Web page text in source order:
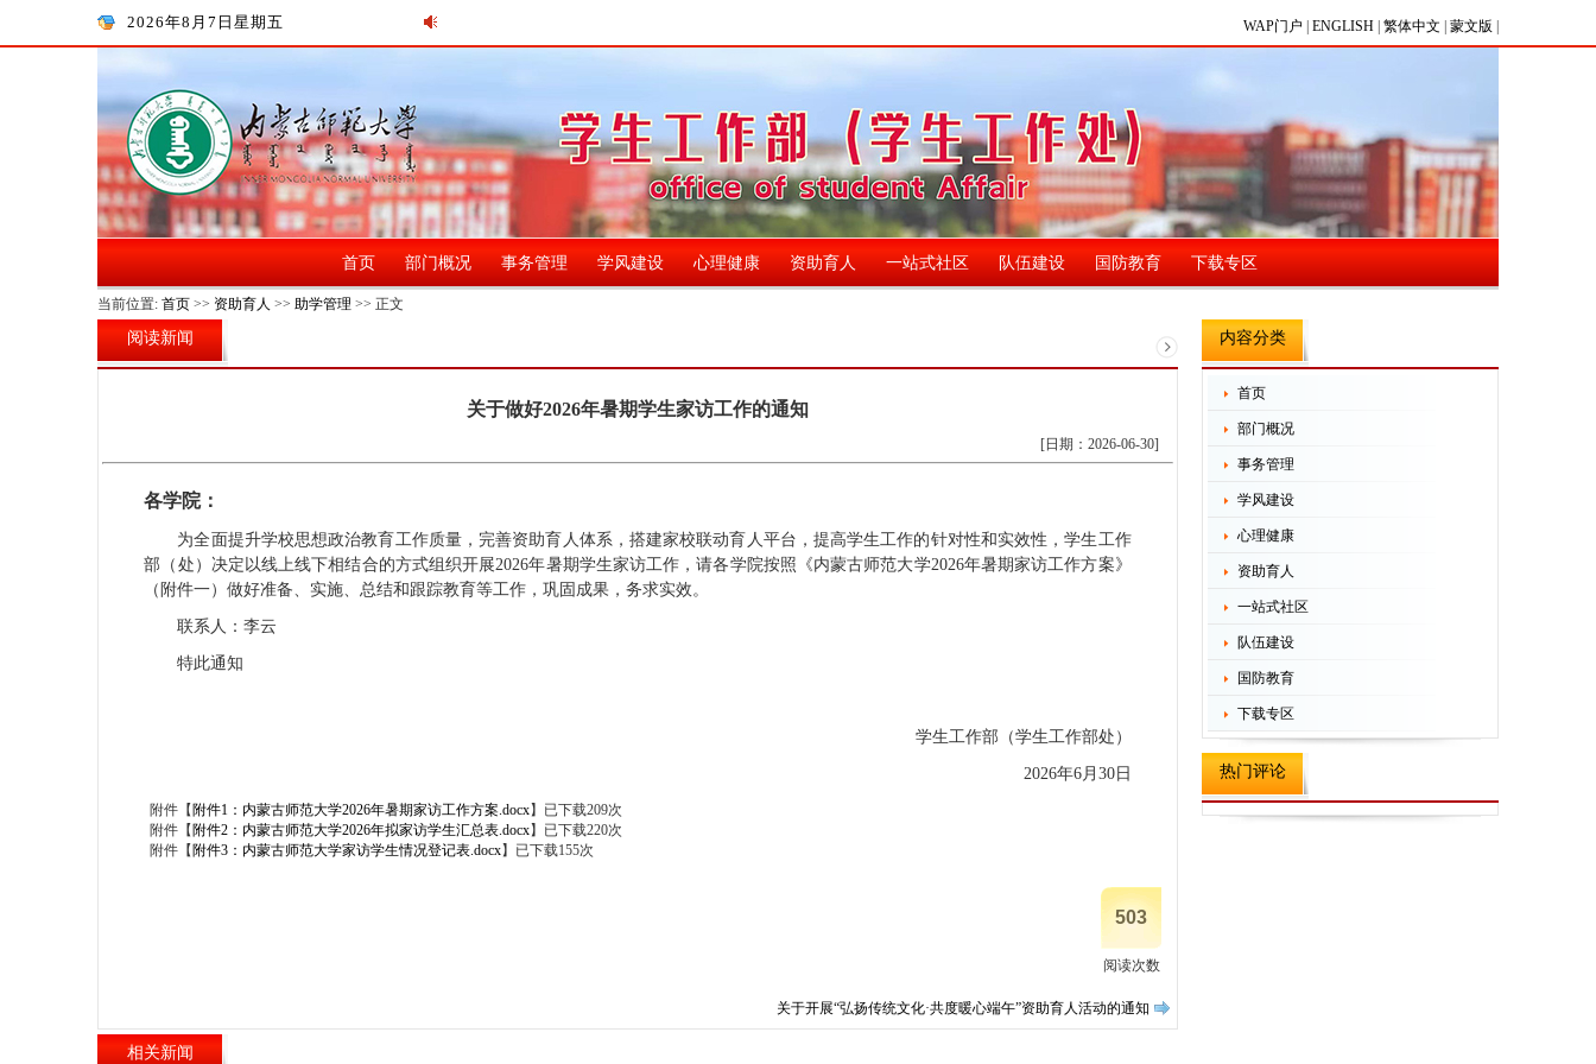
2026年8月7日星期五 WAP门户 ENGLISH 繁体中文 蒙文版
首页 部门概况 事务管理 学风建设 心理健康 资助育人 一站式社区 队伍建设 国防教育 下载专区
当前位置: 首页 >> 资助育人 >> 助学管理 >> 正文
阅读新闻
关于做好2026年暑期学生家访工作的通知
[日期：2026-06-30]
各学院：
为全面提升学校思想政治教育工作质量，完善资助育人体系，搭建家校联动育人平台，提高学生工作的针对性和实效性，学生工作
部（处）决定以线上线下相结合的方式组织开展2026年暑期学生家访工作，请各学院按照《内蒙古师范大学2026年暑期家访工作方案》
（附件一）做好准备、实施、总结和跟踪教育等工作，巩固成果，务求实效。
联系人：李云
特此通知
学生工作部（学生工作部处）
2026年6月30日
附件【 附件1：内蒙古师范大学2026年暑期家访工作方案.docx】已下载209次
附件【 附件2：内蒙古师范大学2026年拟家访学生汇总表.docx】已下载220次
附件【 附件3：内蒙古师范大学家访学生情况登记表.docx】已下载155次
503
阅读次数
关于开展“弘扬传统文化·共度暖心端午”资助育人活动的通知
相关新闻
内容分类
首页
部门概况
事务管理
学风建设
心理健康
资助育人
一站式社区
队伍建设
国防教育
下载专区
热门评论